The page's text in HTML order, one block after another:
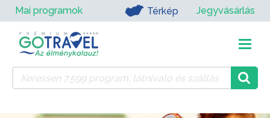
Mai programok Térkép Jegyvásárlás